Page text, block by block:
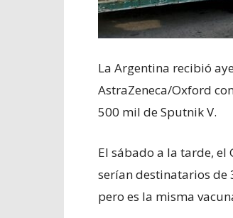
La Argentina recibió
AstraZeneca/Oxford
500 mil de Sputnik V.
El sábado a la tarde,
serían destinatarios de
pero es la misma